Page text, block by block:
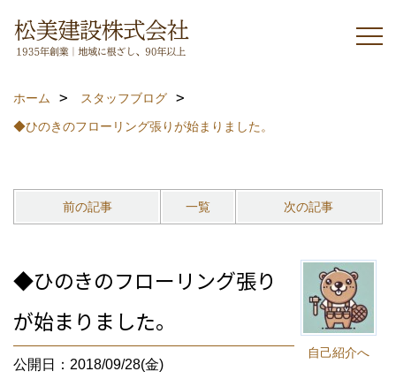
ホーム
スタッフブログ
◆ひのきのフローリング張りが始まりました。
前の記事 一覧 次の記事
自己紹介へ
◆ひのきのフローリング張り
が始まりました。
公開日：2018/09/28(金)